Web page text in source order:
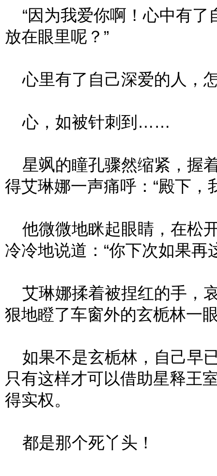
“因为我爱你啊！心中有了
放在眼里呢？”
心里有了自己深爱的人，
心，如被针刺到……
星飒的瞳孔骤然缩紧，握
得艾琳娜一声痛呼：“殿下，
他微微地眯起眼睛，在松
冷冷地说道：“你下次如果再
艾琳娜揉着被捏红的手，
狠地瞪了车窗外的玄栀林一
如果不是玄栀林，自己早
只有这样才可以借助星释王
得实权。
都是那个死丫头！